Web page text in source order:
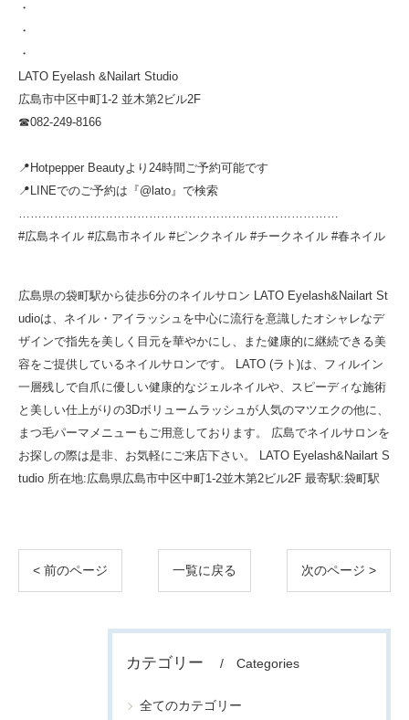
・
・
・
LATO Eyelash &Nailart Studio
広島市中区中町1-2 並木第2ビル2F
☎︎082-249-8166
📍Hotpepper Beautyより24時間ご予約可能です
📍LINEでのご予約は『@lato』で検索
………………………………………………………………………
#広島ネイル #広島市ネイル #ピンクネイル #チークネイル #春ネイル
広島県の袋町駅から徒歩6分のネイルサロン LATO Eyelash&Nailart St
udioは、ネイル・アイラッシュを中心に流行を意識したオシャレなデ
ザインで指先を美しく目元を華やかにし、また健康的に継続できる美
容をご提供しているネイルサロンです。 LATO (ラト)は、フィルイン
一層残しで自爪に優しい健康的なジェルネイルや、スピーディな施術
と美しい仕上がりの3Dボリュームラッシュが人気のマツエクの他に、
まつ毛パーマメニューもご用意しております。 広島でネイルサロンを
お探しの際は是非、お気軽にご来店下さい。 LATO Eyelash&Nailart S
tudio 所在地:広島県広島市中区中町1-2並木第2ビル2F 最寄駅:袋町駅
< 前のページ 一覧に戻る 次のページ >
カテゴリー Categories
全てのカテゴリー